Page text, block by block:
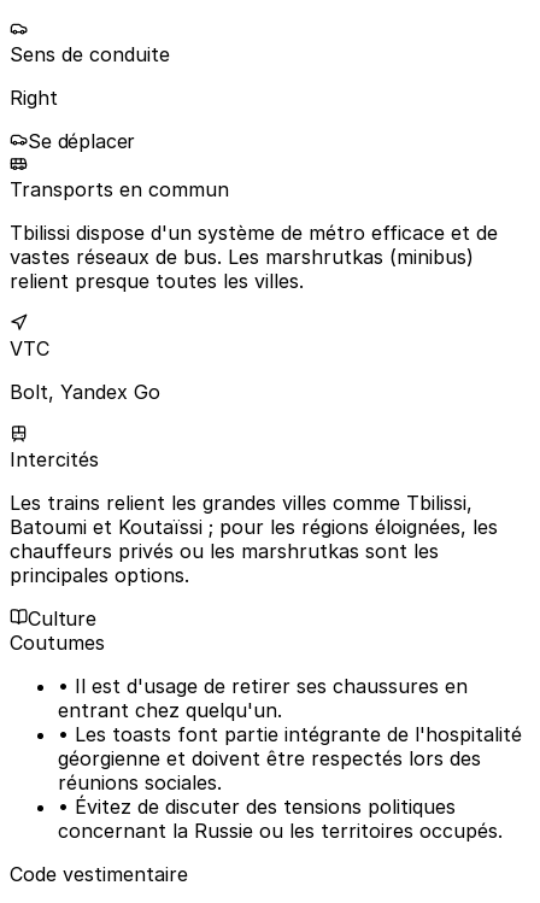
Sens de conduite
Right
Se déplacer
Transports en commun
Tbilissi dispose d'un système de métro efficace et de
vastes réseaux de bus. Les marshrutkas (minibus)
relient presque toutes les villes.
VTC
Bolt, Yandex Go
Intercités
Les trains relient les grandes villes comme Tbilissi,
Batoumi et Koutaïssi ; pour les régions éloignées, les
chauffeurs privés ou les marshrutkas sont les
principales options.
Culture
Coutumes
• Il est d'usage de retirer ses chaussures en
entrant chez quelqu'un.
• Les toasts font partie intégrante de l'hospitalité
géorgienne et doivent être respectés lors des
réunions sociales.
• Évitez de discuter des tensions politiques
concernant la Russie ou les territoires occupés.
Code vestimentaire